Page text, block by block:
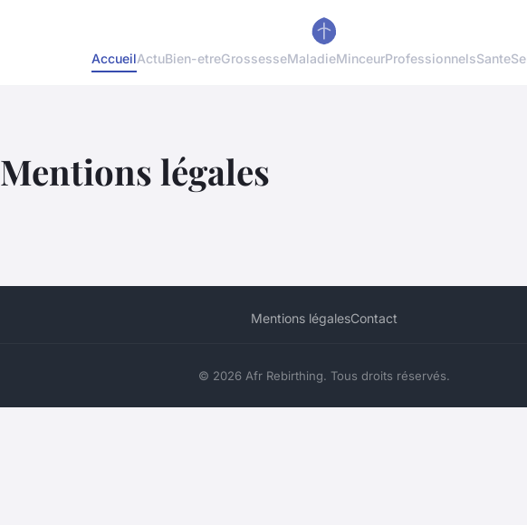
AccueilActuBien-etreGrossesseMaladieMinceurProfessionnelsSante
Mentions légales
Mentions légalesContact
© 2026 Afr Rebirthing. Tous droits réservés.